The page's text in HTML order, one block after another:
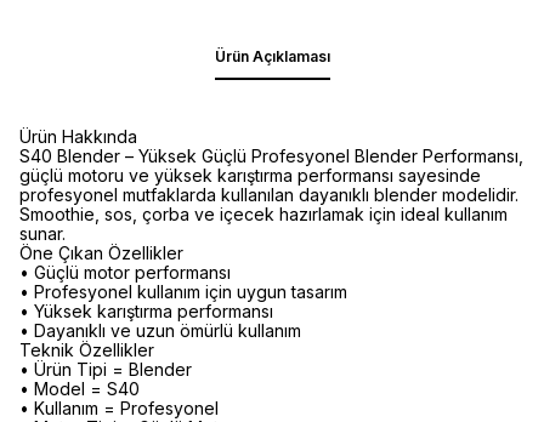
Ürün Açıklaması
Ürün Hakkında
S40 Blender – Yüksek Güçlü Profesyonel Blender Performansı,
güçlü motoru ve yüksek karıştırma performansı sayesinde
profesyonel mutfaklarda kullanılan dayanıklı blender modelidir.
Smoothie, sos, çorba ve içecek hazırlamak için ideal kullanım
sunar.
Öne Çıkan Özellikler
• Güçlü motor performansı
• Profesyonel kullanım için uygun tasarım
• Yüksek karıştırma performansı
• Dayanıklı ve uzun ömürlü kullanım
Teknik Özellikler
• Ürün Tipi = Blender
• Model = S40
• Kullanım = Profesyonel